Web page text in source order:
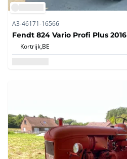
A3-46171-16566
Fendt 824 Vario Profi Plus 2016
Kortrijk,BE